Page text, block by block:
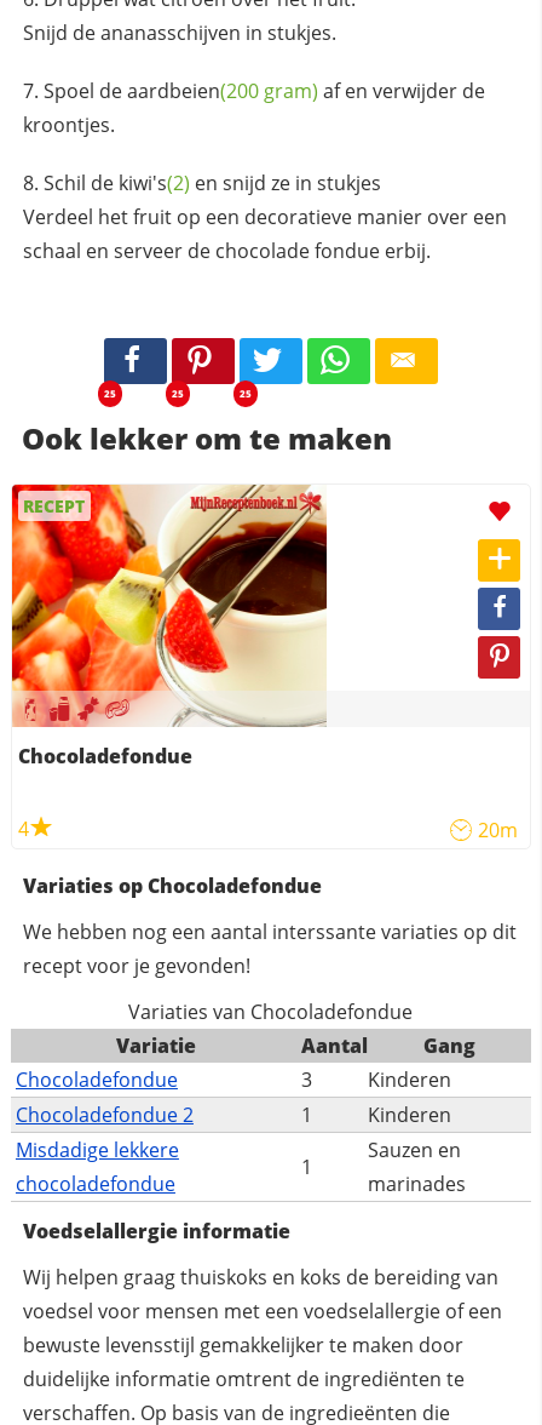
Snijd de ananasschijven in stukjes.
Spoel deaardbeien(200 gram) af en verwijder de
kroontjes.
Schil de kiwi's(2) en snijd ze in stukjes
Verdeel het fruit op een decoratieve manier over een
schaal en serveer de chocolade fondue erbij.
25 25 25
Ook lekker om te maken
RECEPT
Chocoladefondue
4 20m
Variaties op Chocoladefondue
We hebben nog een aantal interssante variaties op dit
recept voor je gevonden!
Variaties van Chocoladefondue
Variatie
Aantal
Gang
Chocoladefondue
3
Kinderen
Chocoladefondue 2
1
Kinderen
Misdadige lekkere
chocoladefondue
1
Sauzen en
marinades
Voedselallergie informatie
Wij helpen graag thuiskoks en koks de bereiding van
voedsel voor mensen met een voedselallergie of een
bewuste levensstijl gemakkelijker te maken door
duidelijke informatie omtrent de ingrediënten te
verschaffen. Op basis van de ingredieënten die